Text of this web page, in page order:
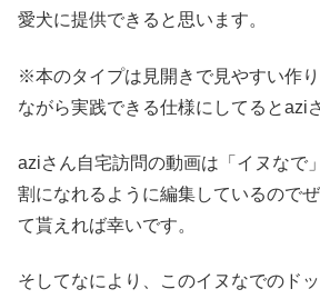
愛犬に提供できると思います。
※本のタイプは見開きで見やすい作
ながら実践できる仕様にしてるとazi
aziさん自宅訪問の動画は「イヌなで
割になれるように編集しているので
て貰えれば幸いです。
そしてなにより、このイヌなでのド